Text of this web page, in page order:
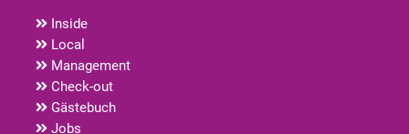
Inside
Local
Management
Check-out
Gästebuch
Jobs